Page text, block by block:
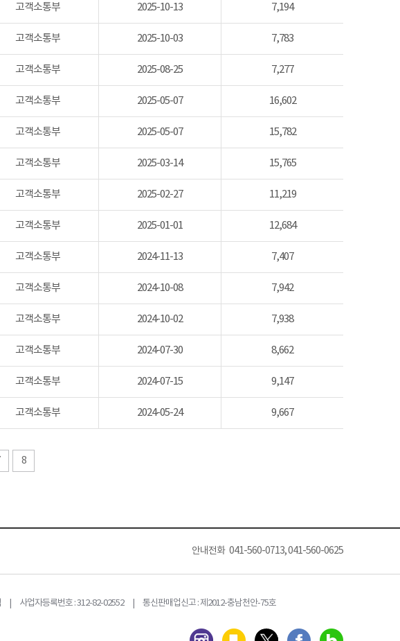
고객소통부 2025-10-13 7,194
고객소통부 2025-10-03 7,783
고객소통부 2025-08-25 7,277
고객소통부 2025-05-07 16,602
고객소통부 2025-05-07 15,782
고객소통부 2025-03-14 15,765
고객소통부 2025-02-27 11,219
고객소통부 2025-01-01 12,684
고객소통부 2024-11-13 7,407
고객소통부 2024-10-08 7,942
고객소통부 2024-10-02 7,938
고객소통부 2024-07-30 8,662
고객소통부 2024-07-15 9,147
고객소통부 2024-05-24 9,667
8
안내전화 041-560-0713, 041-560-0625
사업자등록번호 : 312-82-02552 | 통신판매업신고 : 제2012-충남천안-75호